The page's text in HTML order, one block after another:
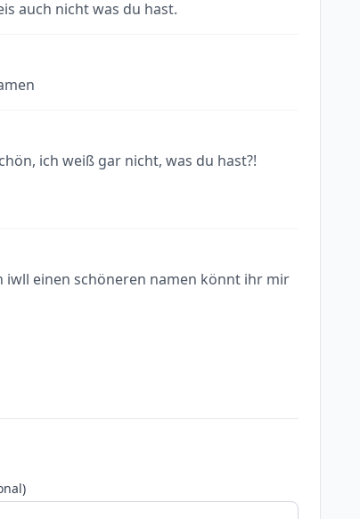
auch nicht was du hast.
ich weiß gar nicht, was du hast?!
iwll einen schöneren namen könnt ihr mir